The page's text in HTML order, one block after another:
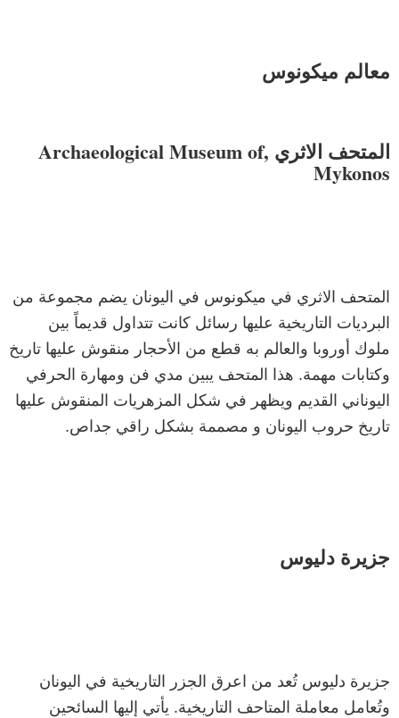
معالم ميكونوس
المتحف الاثري ,Archaeological Museum of
Mykonos
المتحف الاثري في ميكونوس في اليونان يضم مجموعة من
البرديات التاريخية عليها رسائل كانت تتداول قديماً بين
ملوك أوروبا والعالم به قطع من الأحجار منقوش عليها تاريخ
وكتابات مهمة. هذا المتحف يبين مدي فن ومهارة الحرفي
اليوناني القديم ويظهر في شكل المزهريات المنقوش عليها
تاريخ حروب اليونان و مصممة بشكل راقي جداص.
جزيرة دليوس
جزيرة دليوس تُعد من اعرق الجزر التاريخية في اليونان
وتُعامل معاملة المتاحف التاريخية. يأتي إليها السائحين